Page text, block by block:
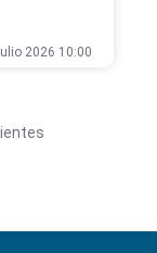
2026 10:00